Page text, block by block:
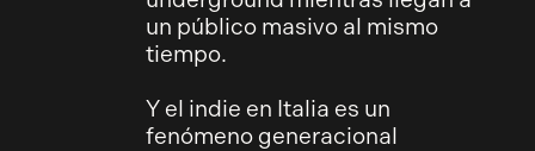
un público masivo al mismo
tiempo.
Y el indie en Italia es un
fenómeno generacional